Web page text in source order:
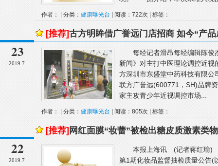
作者： | 分类： 健康曝光台 | 阅读：722次 | 标签：
23
2019.7
[推荐]古方明眸借广誉远门店招商 如今“产
每经记者滑昂每经编辑陈俊
新闻》对主打中医理论调控近视
方深圳市东盛堂中药科技有限
联方广誉远(600771，SH)品
家主攻青少年近视调控市场...
作者： | 分类： 健康曝光台 | 阅读：805次 | 标签：
22
2019.7
[推荐] 网红面膜“妆蕾”被检出糖皮质激素类
本报上海讯 (记者蒋红瑜)
第1期化妆品监督抽检质量公告(